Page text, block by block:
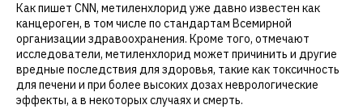
Как пишет CNN, метиленхлорид уже давно известен как
канцероген, в том числе по стандартам Всемирной
организации здравоохранения. Кроме того, отмечают
исследователи, метиленхлорид может причинить и другие
вредные последствия для здоровья, такие как токсичность
для печени и при более высоких дозах неврологические
эффекты, а в некоторых случаях и смерть.